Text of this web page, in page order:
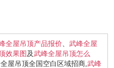
全屋吊顶产品报价
武峰全屋
效果图 及武峰全屋吊顶怎么
屋吊顶全国空白区域招商, 武峰